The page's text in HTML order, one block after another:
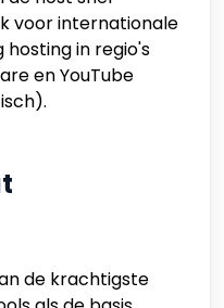
voor internationale
in regio's
en YouTube
de krachtigste